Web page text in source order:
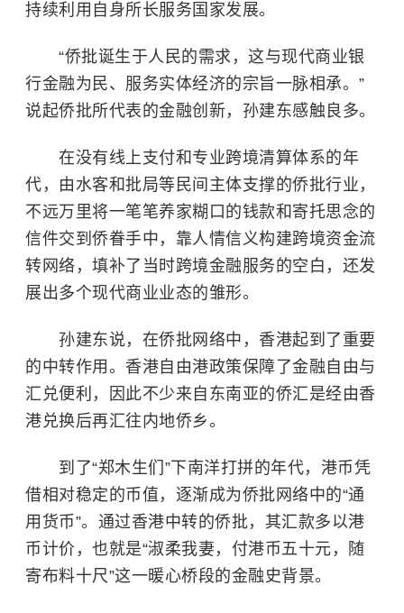
持续利用自身所长服务国家发展。
“侨批诞生于人民的需求，这与现代商业银
行金融为民、服务实体经济的宗旨一脉相承。”
说起侨批所代表的金融创新，孙建东感触良多。
在没有线上支付和专业跨境清算体系的年
代，由水客和批局等民间主体支撑的侨批行业，
不远万里将一笔笔养家糊口的钱款和寄托思念的
信件交到侨眷手中，靠人情信义构建跨境资金流
转网络，填补了当时跨境金融服务的空白，还发
展出多个现代商业业态的雏形。
孙建东说，在侨批网络中，香港起到了重要
的中转作用。香港自由港政策保障了金融自由与
汇兑便利，因此不少来自东南亚的侨汇是经由香
港兑换后再汇往内地侨乡。
到了“郑木生们”下南洋打拼的年代，港币凭
借相对稳定的币值，逐渐成为侨批网络中的“通
用货币”。通过香港中转的侨批，其汇款多以港
币计价，也就是“淑柔我妻，付港币五十元，随
寄布料十尺”这一暖心桥段的金融史背景。